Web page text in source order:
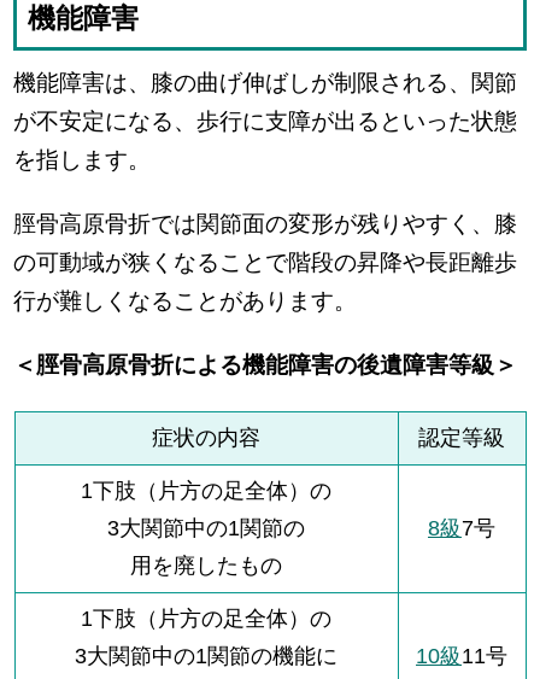
機能障害
機能障害は、膝の曲げ伸ばしが制限される、関節
が不安定になる、歩行に支障が出るといった状態
を指します。
脛骨高原骨折では関節面の変形が残りやすく、膝
の可動域が狭くなることで階段の昇降や長距離歩
行が難しくなることがあります。
＜脛骨高原骨折による機能障害の後遺障害等級＞
症状の内容 認定等級
1下肢（片方の足全体）の
3大関節中の1関節の
用を廃したもの
8級7号
1下肢（片方の足全体）の
3大関節中の1関節の機能に
10級11号